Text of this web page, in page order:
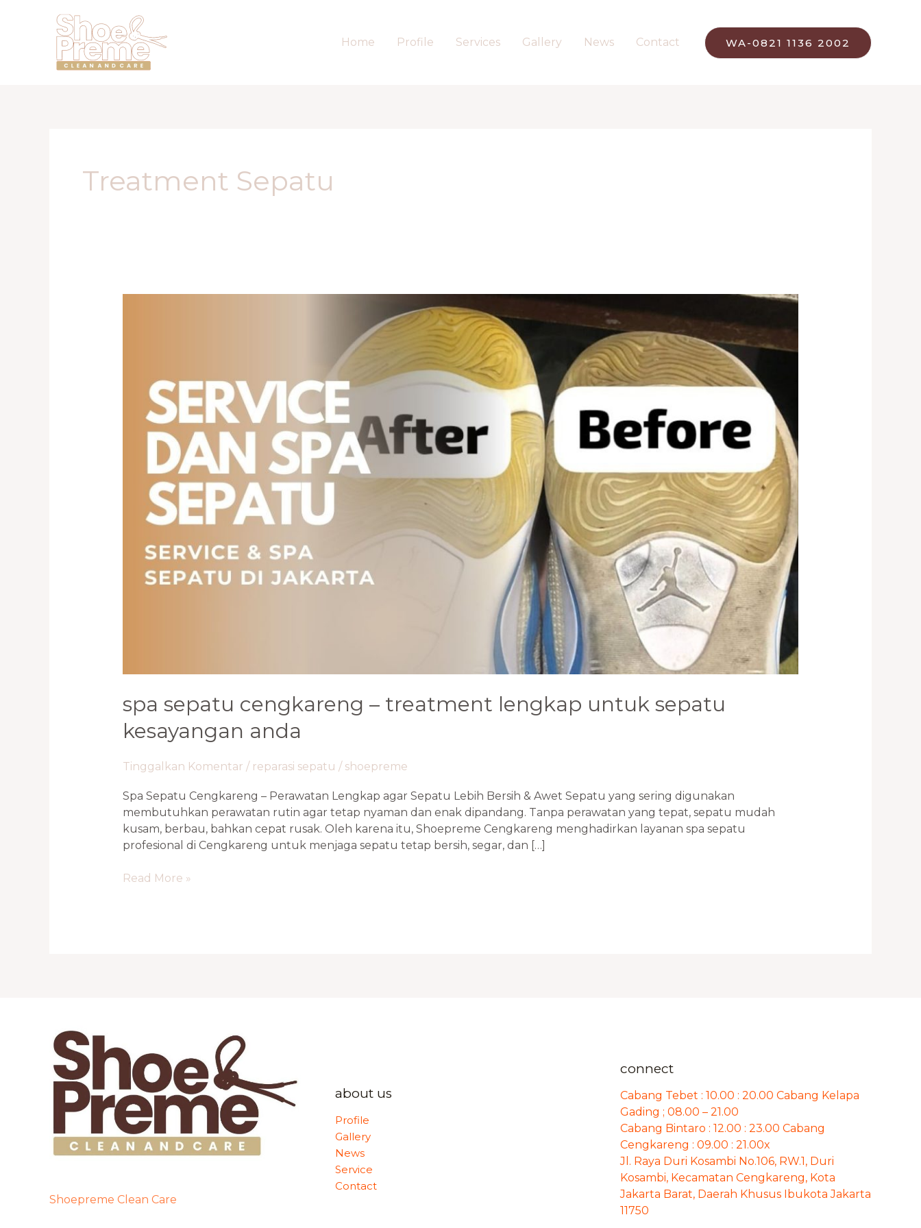
Home Profile Services Gallery News Contact WA-0821 1136 2002
Treatment Sepatu
spa sepatu cengkareng – treatment lengkap untuk sepatu
kesayangan anda
Tinggalkan Komentar / reparasi sepatu / shoepreme
Spa Sepatu Cengkareng – Perawatan Lengkap agar Sepatu Lebih Bersih & Awet Sepatu yang sering digunakan
membutuhkan perawatan rutin agar tetap nyaman dan enak dipandang. Tanpa perawatan yang tepat, sepatu mudah
kusam, berbau, bahkan cepat rusak. Oleh karena itu, Shoepreme Cengkareng menghadirkan layanan spa sepatu
profesional di Cengkareng untuk menjaga sepatu tetap bersih, segar, dan […]
Lengkap
untuk
Sepatu
Kesayangan
Read More »
Shoepreme Clean Care
about us
Profile
Gallery
News
Service
Contact
connect
Cabang Tebet : 10.00 : 20.00 Cabang Kelapa
Gading ; 08.00 – 21.00
Cabang Bintaro : 12.00 : 23.00 Cabang
Cengkareng : 09.00 : 21.00x
Jl. Raya Duri Kosambi No.106, RW.1, Duri
Kosambi, Kecamatan Cengkareng, Kota
Jakarta Barat, Daerah Khusus Ibukota Jakarta
11750